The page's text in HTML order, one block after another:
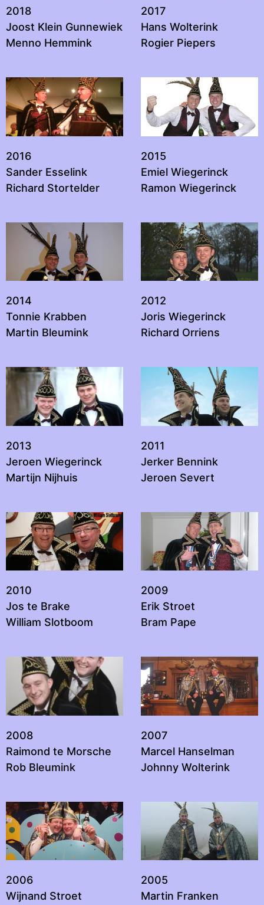
2018
Joost Klein Gunnewiek
Menno Hemmink
2017
Hans Wolterink
Rogier Piepers
2016
Sander Esselink
Richard Stortelder
2015
Emiel Wiegerinck
Ramon Wiegerinck
2014
Tonnie Krabben
Martin Bleumink
2012
Joris Wiegerinck
Richard Orriens
2013
Jeroen Wiegerinck
Martijn Nijhuis
2011
Jerker Bennink
Jeroen Severt
2010
Jos te Brake
William Slotboom
2009
Erik Stroet
Bram Pape
2008
Raimond te Morsche
Rob Bleumink
2007
Marcel Hanselman
Johnny Wolterink
2006
Wijnand Stroet
2005
Martin Franken